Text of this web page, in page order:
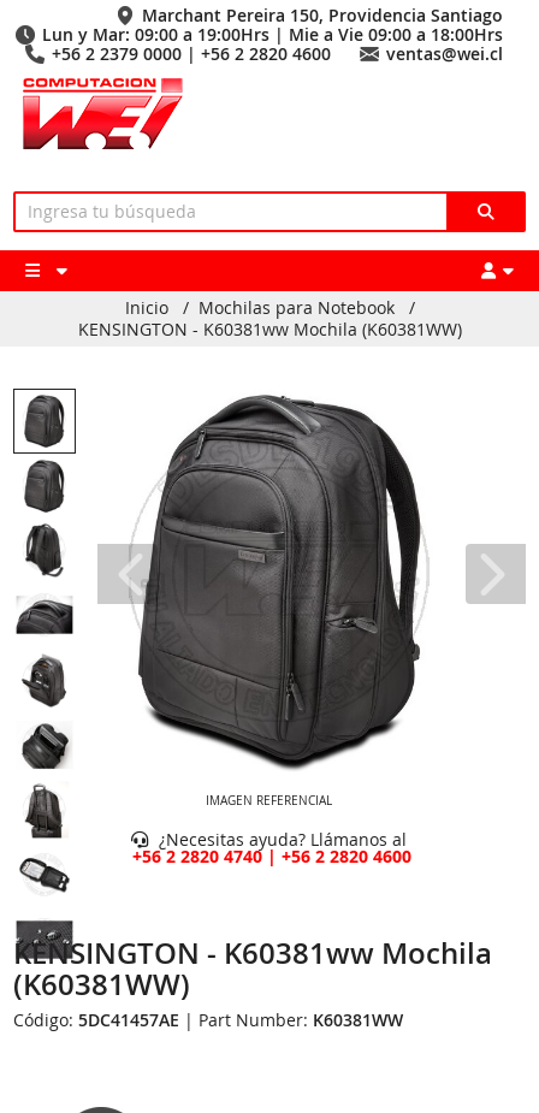
Marchant Pereira 150, Providencia Santiago
Lun y Mar: 09:00 a 19:00Hrs | Mie a Vie 09:00 a 18:00Hrs
+56 2 2379 0000 | +56 2 2820 4600
ventas@wei.cl
Inicio / Mochilas para Notebook
/
KENSINGTON - K60381ww Mochila (K60381WW)
IMAGEN REFERENCIAL
¿Necesitas ayuda? Llámanos al
+56 2 2820 4740 | +56 2 2820 4600
KENSINGTON - K60381ww Mochila
(K60381WW)
Código:5DC41457AE | Part Number: K60381WW